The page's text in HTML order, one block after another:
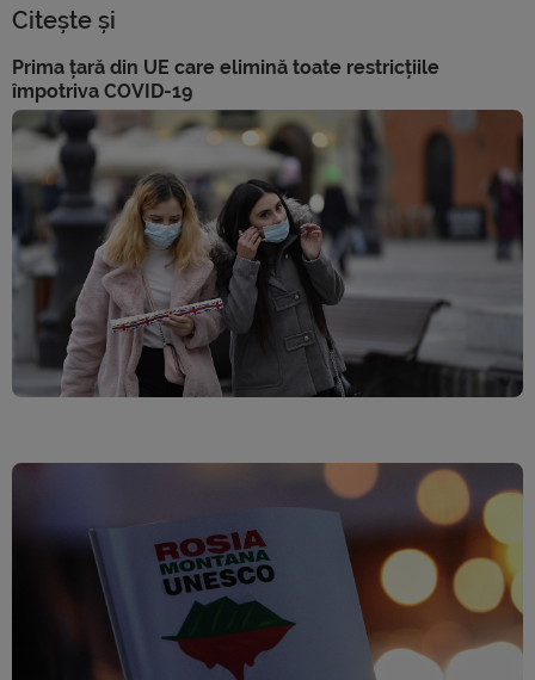
Citește și
Prima țară din UE care elimină toate restricțiile
împotriva COVID-19